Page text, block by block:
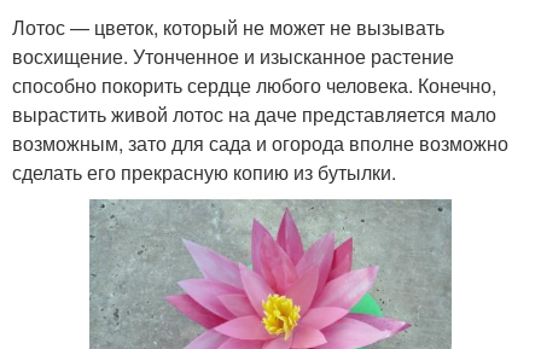
Лотос — цветок, который не может не вызывать
восхищение. Утонченное и изысканное растение
способно покорить сердце любого человека. Конечно,
вырастить живой лотос на даче представляется мало
возможным, зато для сада и огорода вполне возможно
сделать его прекрасную копию из бутылки.